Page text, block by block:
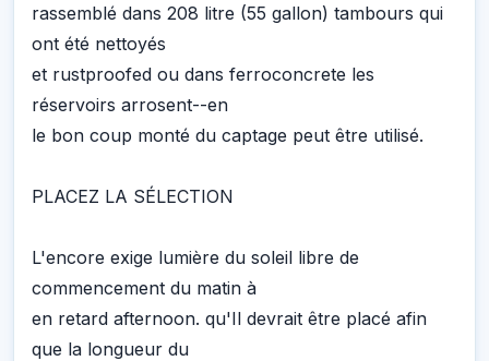
rassemblé dans 208 litre (55 gallon) tambours qui
ont été nettoyés
et rustproofed ou dans ferroconcrete les
réservoirs arrosent--en
le bon coup monté du captage peut être utilisé.
PLACEZ LA SÉLECTION
L'encore exige lumière du soleil libre de
commencement du matin à
en retard afternoon. qu'Il devrait être placé afin
que la longueur du